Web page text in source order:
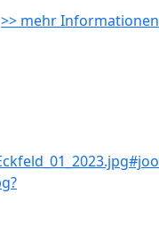
>> mehr Informationen